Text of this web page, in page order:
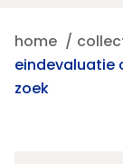
home
eindevaluatie
zoek